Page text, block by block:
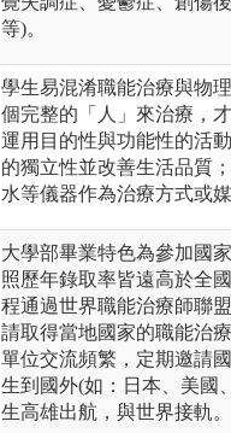
等)。
學生易混淆職能治療與物
個完整的「人」來治療，
運用目的性與功能性的活
的獨立性並改善生活品質
水等儀器作為治療方式或
大學部畢業特色為參加國
照歷年錄取率皆遠高於全
程通過世界職能治療師聯
請取得當地國家的職能治
單位交流頻繁，定期邀請
生到國外(如：日本、美國
生高雄出航，與世界接軌。